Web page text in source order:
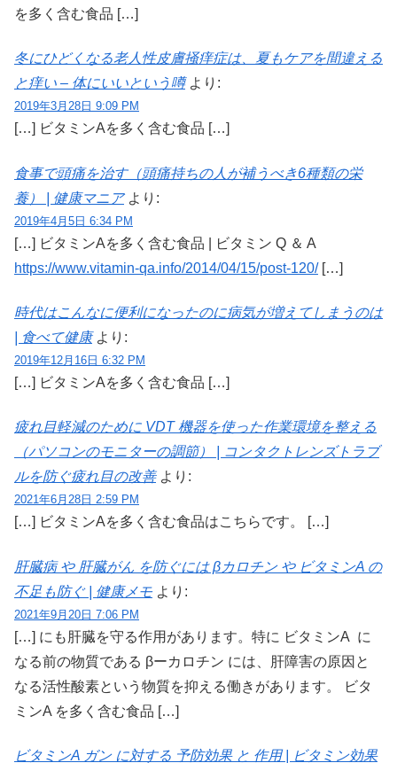
を多く含む食品 […]
冬にひどくなる老人性皮膚掻痒症は、夏もケアを間違える
と痒い – 体にいいという噂 より:
2019年3月28日 9:09 PM
[…] ビタミンAを多く含む食品 […]
食事で頭痛を治す（頭痛持ちの人が補うべき6種類の栄
養） | 健康マニア より:
2019年4月5日 6:34 PM
[…] ビタミンAを多く含む食品 | ビタミン Q ＆ A
https://www.vitamin-qa.info/2014/04/15/post-120/[…]
時代はこんなに便利になったのに病気が増えてしまうのは
| 食べて健康 より:
2019年12月16日 6:32 PM
[…] ビタミンAを多く含む食品 […]
疲れ目軽減のために VDT 機器を使った作業環境を整える
（パソコンのモニターの調節） | コンタクトレンズトラブ
ルを防ぐ疲れ目の改善 より:
2021年6月28日 2:59 PM
[…] ビタミンAを多く含む食品はこちらです。 […]
肝臓病 や 肝臓がん を防ぐには βカロチン や ビタミンA の
不足も防ぐ | 健康メモ より:
2021年9月20日 7:06 PM
[…] にも肝臓を守る作用があります。特に ビタミンA に
なる前の物質である βーカロチン には、肝障害の原因と
なる活性酸素という物質を抑える働きがあります。 ビタ
ミンA を多く含む食品 […]
ビタミンA ガン に対する 予防効果 と 作用 | ビタミン効果